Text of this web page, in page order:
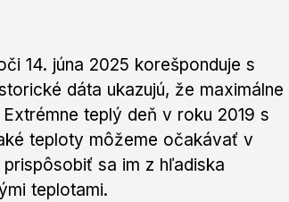
14. júna 2025 korešponduje s
dáta ukazujú, že maximálne
teplý deň v roku 2019 s
teploty môžeme očakávať v
sa im z hľadiska
teplotami.